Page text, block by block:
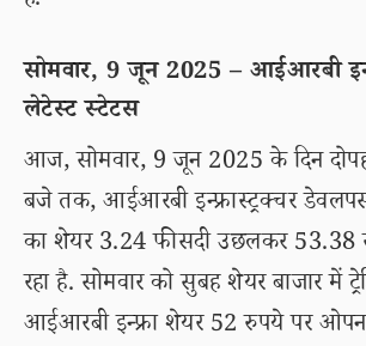
सोमवार, 9 जून 2025 – आईआरबी
लेटेस्ट स्टेटस
आज, सोमवार, 9 जून 2025 के दिन
बजे तक, आईआरबी इन्फ्रास्ट्रक्चर
का शेयर 3.24 फीसदी उछलकर 53.38
रहा है. सोमवार को सुबह शेयर बाजार में
आईआरबी इन्फ्रा शेयर 52 रुपये पर